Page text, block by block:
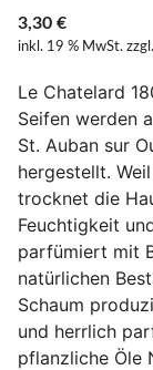
3,30 €
inkl. 19 % MwSt. zzgl.
Le Chatelard
Seifen werden
St. Auban sur
hergestellt.
trocknet die
Feuchtigkeit
parfümiert mit
natürlichen
Schaum
und herrlich
pflanzliche Öle